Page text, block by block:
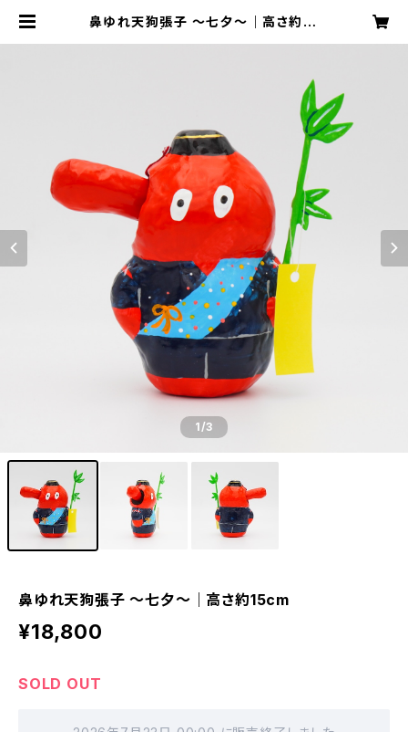
鼻ゆれ天狗張子 〜七夕〜｜高さ約15
1/3
鼻ゆれ天狗張子 〜七夕〜｜高さ約15cm
¥18,800
SOLD OUT